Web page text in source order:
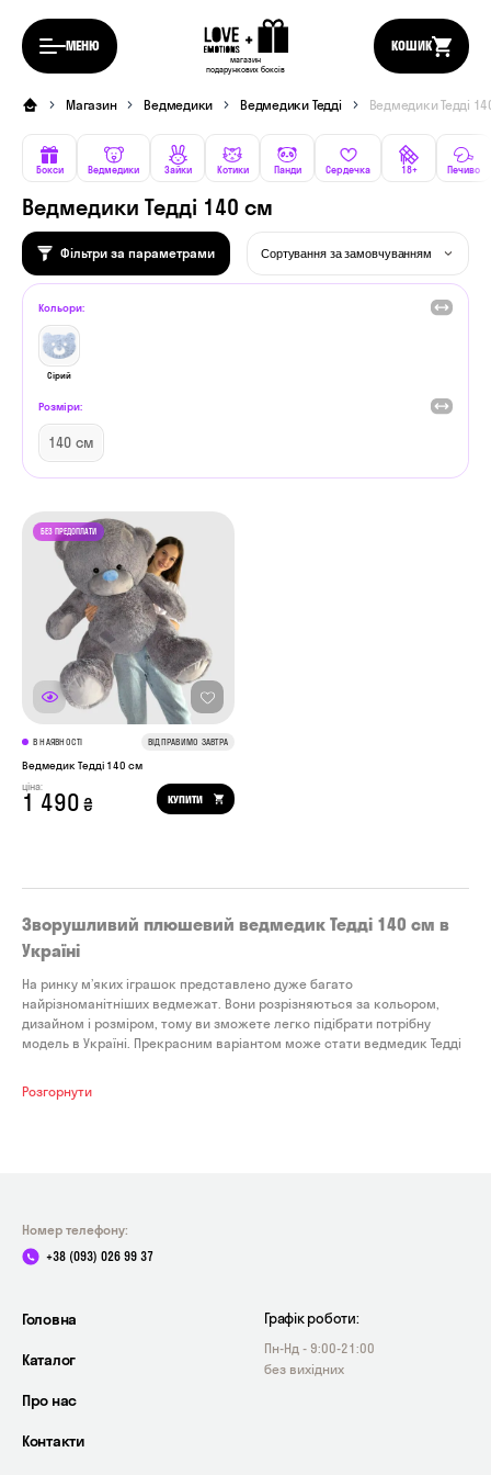
МЕНЮ
магазин
подарункових боксів
КОШИК
Магазин Ведмедики Ведмедики Тедді Ведмедики Тедді
Бокси Ведмедики Зайки Котики Панди Сердечка 18+ Печиво
Ведмедики Тедді 140 см
Фільтри за параметрами
Кольори:
Сірий
Розміри:
140 см
В НАЯВНОСТІ ВІДПРАВИМО ЗАВТРА
Ведмедик Тедді 140 см
ціна:
1 490 ₴ КУПИТИ
Зворушливий плюшевий ведмедик Тедді 140 см в
Україні
На ринку м’яких іграшок представлено дуже багато
найрізноманітніших ведмежат. Вони розрізняються за кольором,
дизайном і розміром, тому ви зможете легко підібрати потрібну
модель в Україні. Прекрасним варіантом може стати ведмедик Тедді
такого плюшевого звірка онлайн, підібравши його в нашому
Розгорнути
Номер телефону:
+38 (093) 026 99 37
Головна
Каталог
Про нас
Контакти
Графік роботи:
Пн-Нд - 9:00-21:00
без вихідних